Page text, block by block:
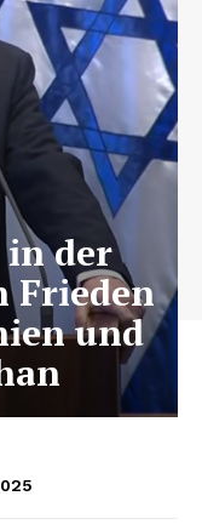
der
Frieden
und